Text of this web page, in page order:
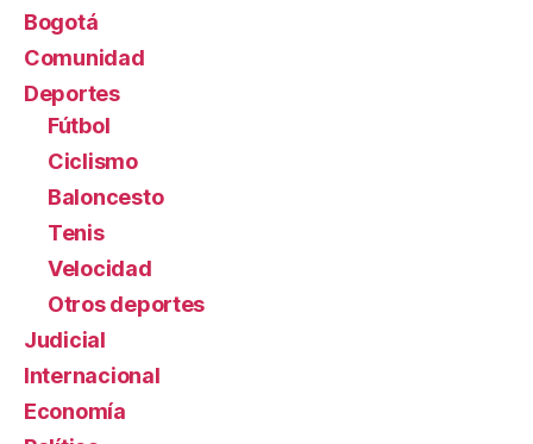
Bogotá
Comunidad
Deportes
Fútbol
Ciclismo
Baloncesto
Tenis
Velocidad
Otros deportes
Judicial
Internacional
Economía